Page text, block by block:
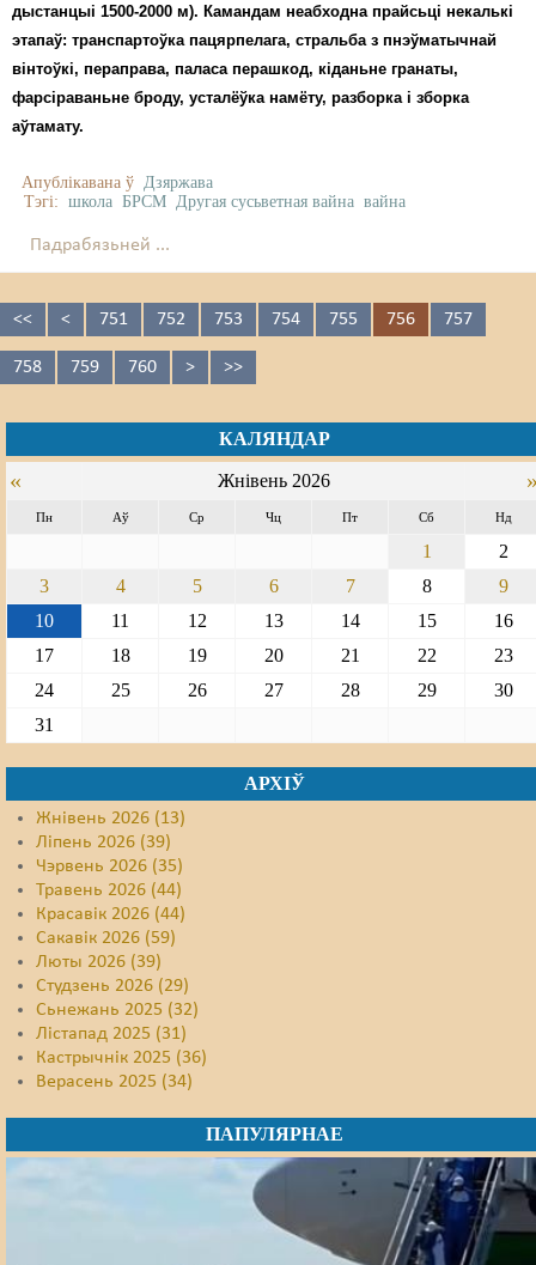
дыстанцыі 1500-2000 м). Камандам неабходна прайсьці некалькі
этапаў: транспартоўка пацярпелага, стральба з пнэўматычнай
вінтоўкі, пераправа, паласа перашкод, кіданьне гранаты,
фарсіраваньне броду, усталёўка намёту, разборка і зборка
аўтамату.
Апублікавана ў Дзяржава
Тэгі: школа БРСМ Другая сусьветная вайна вайна
Падрабязьней ...
<< < 751 752 753 754 755 756 757
758 759 760 > >>
КАЛЯНДАР
« Жнівень 2026
Пн Аў Ср Чц Пт Сб Нд
1
2
3
4 5 6 7 8
9
10
11 12 13 14 15
16
17
18 19 20 21 22
23
24
25 26 27 28 29
30
31
АРХІЎ
Жнівень 2026 (13)
Ліпень 2026 (39)
Чэрвень 2026 (35)
Травень 2026 (44)
Красавік 2026 (44)
Сакавік 2026 (59)
Люты 2026 (39)
Студзень 2026 (29)
Сьнежань 2025 (32)
Лістапад 2025 (31)
Кастрычнік 2025 (36)
Верасень 2025 (34)
ПАПУЛЯРНАЕ